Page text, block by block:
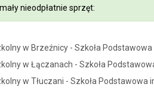
nieodpłatnie sprzęt:
w Brzeźnicy - Szkoła
w Łączanach - Szkoła
w Tłuczani - Szkoła Podstawowa